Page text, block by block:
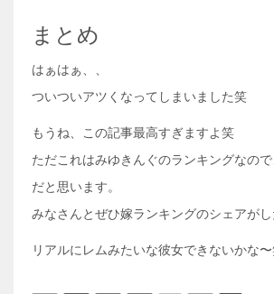
まとめ
はぁはぁ、、
ついついアツくなってしまいました笑
もうね、この記事最高すぎますよ笑
ただこれはみゆきんぐのランキングなの
だと思います。
みなさんとぜひ嫁ランキングのシェアがし
リアルにレムみたいな彼女できないかな